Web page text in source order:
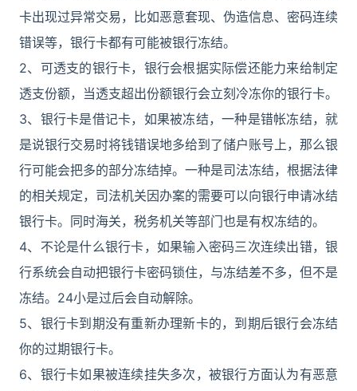
卡出现过异常交易，比如恶意套现、伪造信息、密码连续
错误等，银行卡都有可能被银行冻结。
2、可透支的银行卡，银行会根据实际偿还能力来给制定
透支份额，当透支超出份额银行会立刻冷冻你的银行卡。
3、银行卡是借记卡，如果被冻结，一种是错帐冻结，就
是说银行交易时将钱错误地多给到了储户账号上，那么银
行可能会把多的部分冻结掉。一种是司法冻结，根据法律
的相关规定，司法机关因办案的需要可以向银行申请冰结
银行卡。同时海关，税务机关等部门也是有权冻结的。
4、不论是什么银行卡，如果输入密码三次连续出错，银
行系统会自动把银行卡密码锁住，与冻结差不多，但不是
冻结。24小是过后会自动解除。
5、银行卡到期没有重新办理新卡的，到期后银行会冻结
你的过期银行卡。
6、银行卡如果被连续挂失多次，被银行方面认为有恶意